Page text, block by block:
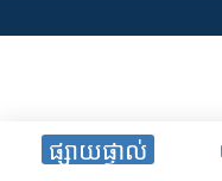
ផ្សាយផ្ទាល់